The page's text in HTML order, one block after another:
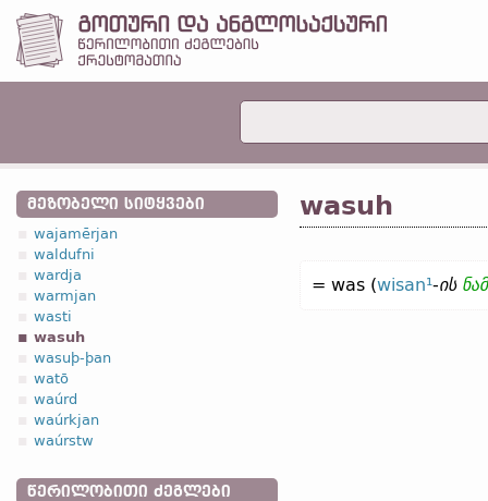
ᲛᲔᲖᲝᲑᲔᲚᲘ ᲡᲘᲢᲧᲕᲔᲑᲘ
wajamērjan
waldufni
wardja
warmjan
wasti
wasuh
wasuþ-þan
watō
waúrd
waúrkjan
waúrstw
ᲬᲔᲠᲘᲚᲝᲑᲘᲗᲘ ᲫᲔᲒᲚᲔᲑᲘ
wasuh
= was (wisan¹-ის